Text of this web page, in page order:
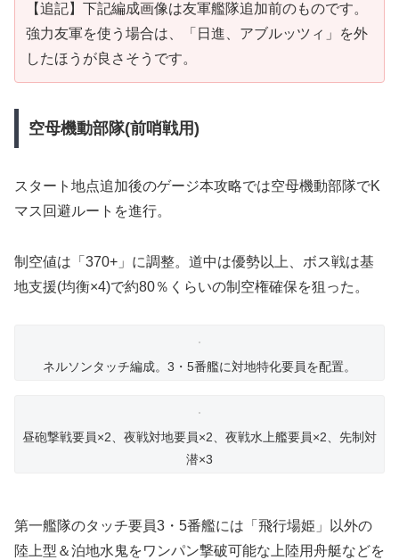
【追記】下記編成画像は友軍艦隊追加前のものです。
強力友軍を使う場合は、「日進、アブルッツィ」を外
したほうが良さそうです。
空母機動部隊(前哨戦用)
スタート地点追加後のゲージ本攻略では空母機動部隊でK
マス回避ルートを進行。
制空値は「370+」に調整。道中は優勢以上、ボス戦は基
地支援(均衡×4)で約80％くらいの制空権確保を狙った。
ネルソンタッチ編成。3・5番艦に対地特化要員を配置。
昼砲撃戦要員×2、夜戦対地要員×2、夜戦水上艦要員×2、先制対
潜×3
第一艦隊のタッチ要員3・5番艦には「飛行場姫」以外の
陸上型＆泊地水鬼をワンパン撃破可能な上陸用舟艇などを